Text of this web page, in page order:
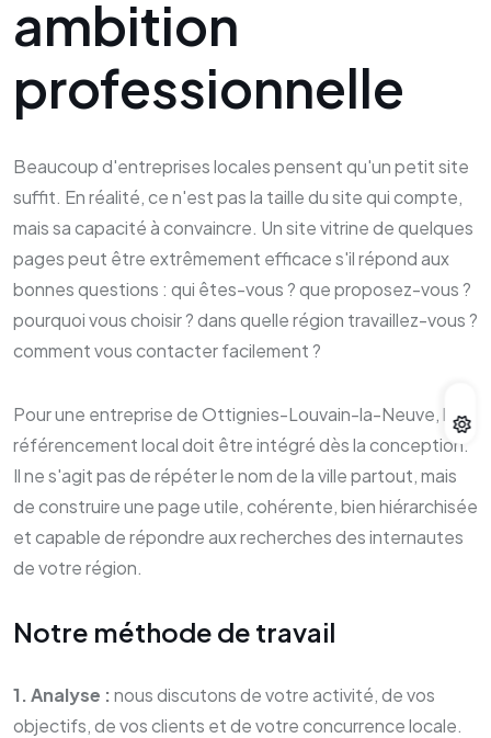
ambition
professionnelle
Beaucoup d'entreprises locales pensent qu'un petit site
suffit. En réalité, ce n'est pas la taille du site qui compte,
mais sa capacité à convaincre. Un site vitrine de quelques
pages peut être extrêmement efficace s'il répond aux
bonnes questions : qui êtes-vous ? que proposez-vous ?
pourquoi vous choisir ? dans quelle région travaillez-vous ?
comment vous contacter facilement ?
Pour une entreprise de Ottignies-Louvain-la-Neuve, le
référencement local doit être intégré dès la conception.
Il ne s'agit pas de répéter le nom de la ville partout, mais
de construire une page utile, cohérente, bien hiérarchisée
et capable de répondre aux recherches des internautes
de votre région.
Notre méthode de travail
1. Analyse :nous discutons de votre activité, de vos
objectifs, de vos clients et de votre concurrence locale.